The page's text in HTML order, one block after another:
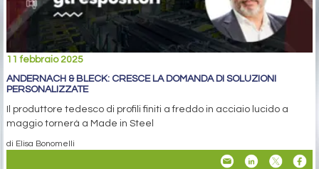
11 febbraio 2025
ANDERNACH & BLECK: CRESCE LA DOMANDA DI SOLUZIONI
PERSONALIZZATE
Il produttore tedesco di profili finiti a freddo in acciaio lucido a
maggio tornerà a Made in Steel
di Elisa Bonomelli